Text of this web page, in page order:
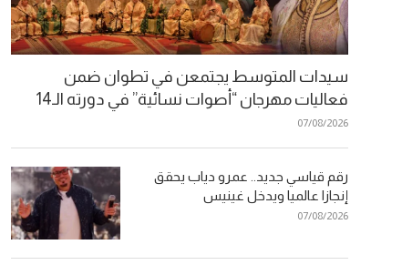
سيدات المتوسط يجتمعن في تطوان ضمن
فعاليات مهرجان “أصوات نسائية” في دورته الـ14
07/08/2026
رقم قياسي جديد.. عمرو دياب يحقق
إنجازا عالميا ويدخل غينيس
07/08/2026